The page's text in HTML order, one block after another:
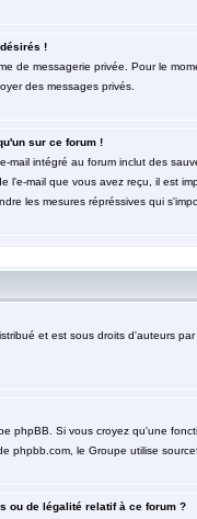
!
de messagerie privée. Pour le
des messages privés.
sur ce forum !
mail intégré au forum inclut des
l'e-mail que vous avez reçu, il est
les mesures répréssives qui
et est sous droits d'auteurs
phpBB. Si vous croyez qu'une
phpbb.com, le Groupe utilise
ou de légalité relatif à ce forum ?